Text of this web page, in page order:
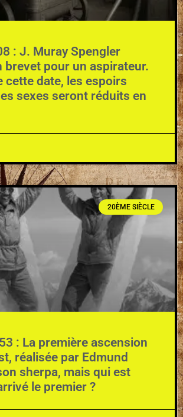
: J. Muray Spengler
brevet pour un aspirateur.
cette date, les espoirs
sexes seront réduits en
20ÈME SIÈCLE
: La première ascension
réalisée par Edmund
sherpa, mais qui est
le premier ?